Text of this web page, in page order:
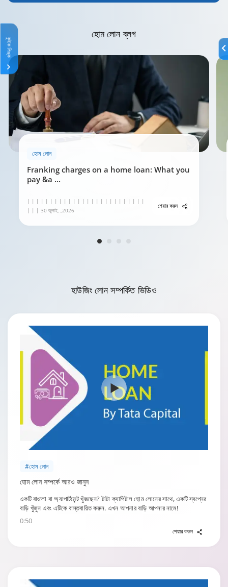
হোম লোনব্লগ
হোম লোন
Franking charges on a home loan: What you
pay &a ...
| | | | | | | | | | | | | | | | | | | | | | | | | |
| | | 30 জুলাই, ,2026
শেয়ার করুন
হাউজিং লোন সম্পর্কিতভিডিও
#হোম লোন
হোম লোন সম্পর্কে আরও জানুন
একটি বাংলো বা অ্যাপার্টমেন্ট খুঁজছেন? টাটা ক্যাপিটাল হোম লোনের সাথে, একটি স্বপ্নের
বাড়ি খুঁজুন এবং এটিকে বাস্তবায়িত করুন. এখন আপনার বাড়ি আপনার নামে!
0:50
শেয়ার করুন
কুইক লিঙ্ক